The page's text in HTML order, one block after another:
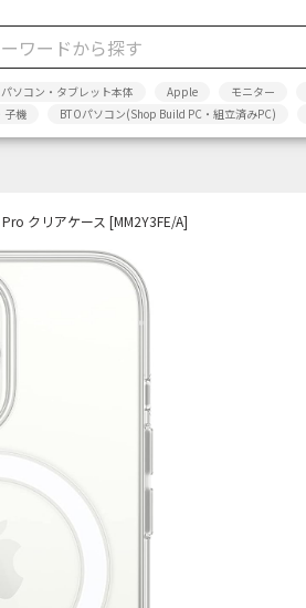
パソコン・タブレット本体 Apple モニター
子機
BTOパソコン(Shop Build PC・組立済みPC)
クリアケース [MM2Y3FE/A]